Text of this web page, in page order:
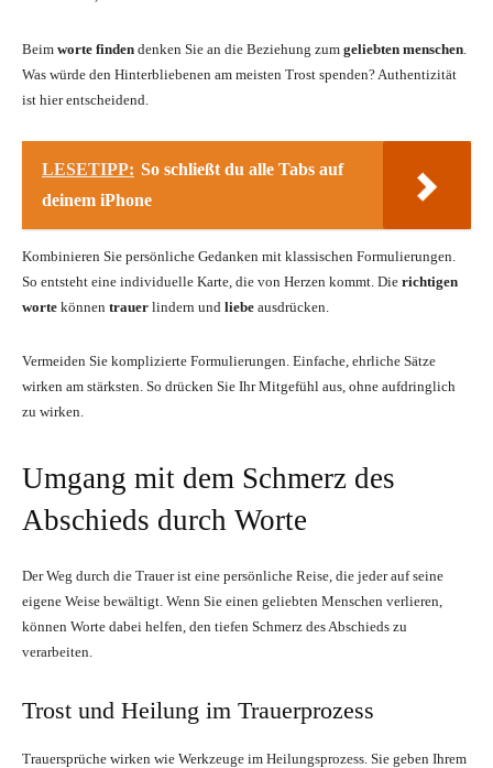
Beim worte finden denken Sie an die Beziehung zum geliebten menschen.
Was würde den Hinterbliebenen am meisten Trost spenden? Authentizität
ist hier entscheidend.
LESETIPP: So schließt du alle Tabs auf
deinem iPhone
Kombinieren Sie persönliche Gedanken mit klassischen Formulierungen.
So entsteht eine individuelle Karte, die von Herzen kommt. Die richtigen
worte können trauer lindern und liebe ausdrücken.
Vermeiden Sie komplizierte Formulierungen. Einfache, ehrliche Sätze
wirken am stärksten. So drücken Sie Ihr Mitgefühl aus, ohne aufdringlich
zu wirken.
Umgang mit dem Schmerz des
Abschieds durch Worte
Der Weg durch die Trauer ist eine persönliche Reise, die jeder auf seine
eigene Weise bewältigt. Wenn Sie einen geliebten Menschen verlieren,
können Worte dabei helfen, den tiefen Schmerz des Abschieds zu
verarbeiten.
Trost und Heilung im Trauerprozess
Trauersprüche wirken wie Werkzeuge im Heilungsprozess. Sie geben Ihrem